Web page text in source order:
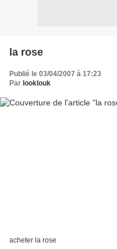
la rose
Publié le 03/04/2007 à 17:23
Par looklouk
acheter la rose